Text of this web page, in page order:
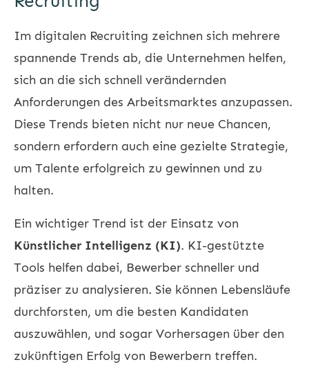
Im digitalen Recruiting zeichnen sich mehrere
spannende Trends ab, die Unternehmen helfen,
sich an die sich schnell verändernden
Anforderungen des Arbeitsmarktes anzupassen.
Diese Trends bieten nicht nur neue Chancen,
sondern erfordern auch eine gezielte Strategie,
um Talente erfolgreich zu gewinnen und zu
halten.
Ein wichtiger Trend ist der Einsatz von
Künstlicher Intelligenz (KI). KI-gestützte
Tools helfen dabei, Bewerber schneller und
präziser zu analysieren. Sie können Lebensläufe
durchforsten, um die besten Kandidaten
auszuwählen, und sogar Vorhersagen über den
zukünftigen Erfolg von Bewerbern treffen.